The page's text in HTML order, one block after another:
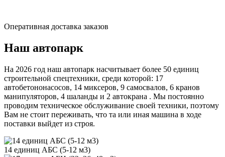
Оперативная доставка заказов
Наш автопарк
На 2026 год наш автопарк насчитывает более 50 единиц
строительной спецтехники, среди которой: 17
автобетононасосов, 14 миксеров, 9 самосвалов, 6 кранов
манипуляторов, 4 шаланды и 2 автокрана . Мы постоянно
проводим техническое обслуживание своей техники, поэтому
Вам не стоит переживать, что та или иная машина в ходе
поставки выйдет из строя.
14 единиц АБС (5-12 м3)